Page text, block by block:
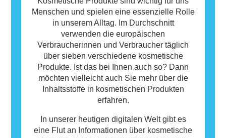
jedoch nicht, dass das Produkt für andere
Personen nicht sicher ist.
Menschen und spielen eine essenzielle Rolle
in unserem Alltag. Im Durchschnitt
verwenden die europäischen
Verbraucherinnen und Verbraucher täglich
über sieben verschiedene kosmetische
Produkte. Ist das bei Ihnen auch so? Dann
möchten vielleicht auch Sie mehr über die
Inhaltsstoffe in kosmetischen Produkten
erfahren.
In unserer heutigen digitalen Welt gibt es
eine Flut an Informationen über kosmetische